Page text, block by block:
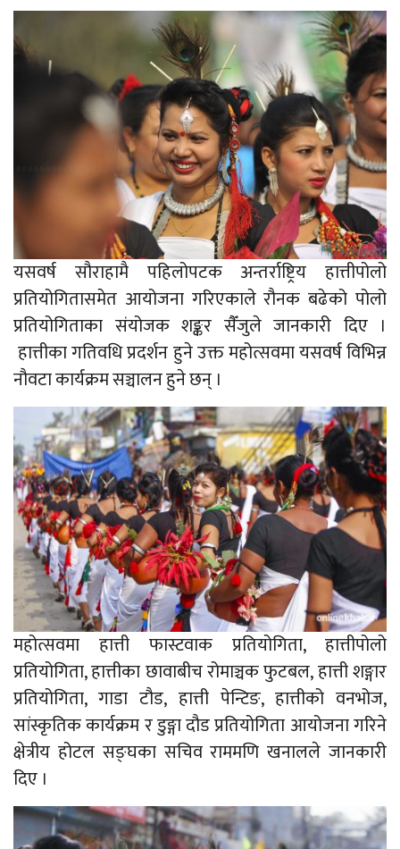
यसवर्ष सौराहामै पहिलोपटक अन्तर्राष्ट्रिय हात्तीपोलो
प्रतियोगितासमेत आयोजना गरिएकाले रौनक बढेको पोलो
प्रतियोगिताका संयोजक शङ्कर सैँजुले जानकारी दिए ।
हात्तीका गतिवधि प्रदर्शन हुने उक्त महोत्सवमा यसवर्ष विभिन्न
नौवटा कार्यक्रम सञ्चालन हुने छन् ।
महोत्सवमा हात्ती फास्टवाक प्रतियोगिता, हात्तीपोलो
प्रतियोगिता, हात्तीका छावाबीच रोमाञ्चक फुटबल, हात्ती शङ्गार
प्रतियोगिता, गाडा टौड, हात्ती पेन्टिङ, हात्तीको वनभोज,
सांस्कृतिक कार्यक्रम र डुङ्गा दौड प्रतियोगिता आयोजना गरिने
क्षेत्रीय होटल सङ्घका सचिव राममणि खनालले जानकारी
दिए ।